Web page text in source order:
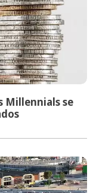
Millennials se